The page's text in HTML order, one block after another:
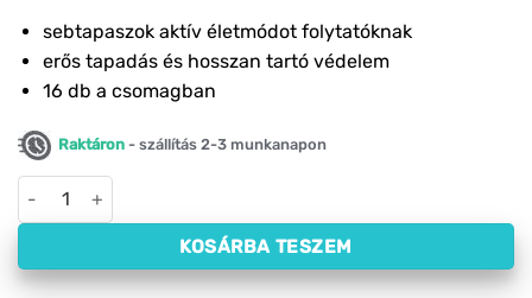
sebtapaszok aktív életmódot folytatóknak
erős tapadás és hosszan tartó védelem
16 db a csomagban
Raktáron - szállítás 2-3 munkanapon
ActivePlast sebtapasz sportolóknak (16 db) mennyiség
KOSÁRBA TESZEM